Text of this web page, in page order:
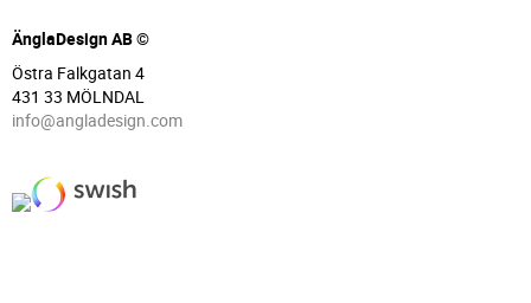
ÄnglaDesign AB ©
Östra Falkgatan 4
431 33 MÖLNDAL
info@angladesign.com